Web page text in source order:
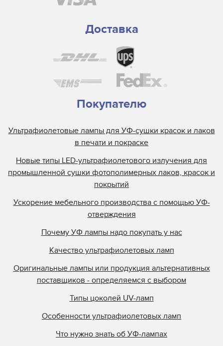
Доставка
Покупателю
Ультрафиолетовые лампы для УФ-сушки красок и лаков
в печати и покраске
Новые типы LED-ультрафиолетового излучения для
промышленной сушки фотополимерных лаков, красок и
покрытий
Ускорение мебельного производства с помощью УФ-
отверждения
Почему УФ лампы надо покупать у нас
Качество ультрафиолетовых ламп
Оригинальные лампы или продукция альтернативных
поставщиков - определяемся с выбором
Типы цоколей UV-ламп
Особенности ультрафиолетовых ламп
Что нужно знать об УФ-лампах